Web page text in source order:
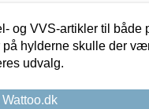
og VVS-artikler til både
hylderne skulle der
udvalg.